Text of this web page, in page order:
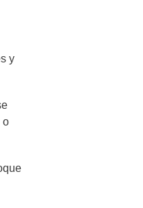
y
o